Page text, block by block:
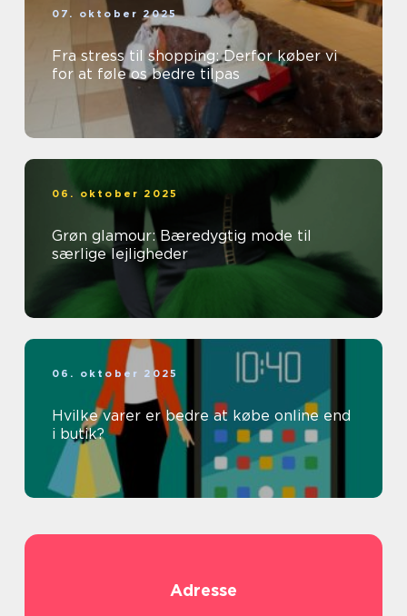
07. oktober 2025
Fra stress til shopping: Derfor køber vi
for at føle os bedre tilpas
06. oktober 2025
Grøn glamour: Bæredygtig mode til
særlige lejligheder
06. oktober 2025
Hvilke varer er bedre at købe online end
i butik?
Adresse